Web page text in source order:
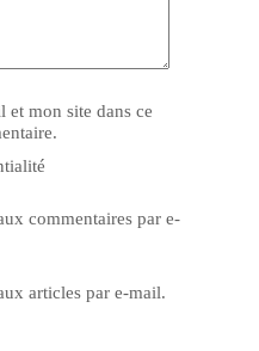
et mon site dans ce
commentaires par e-
articles par e-mail.